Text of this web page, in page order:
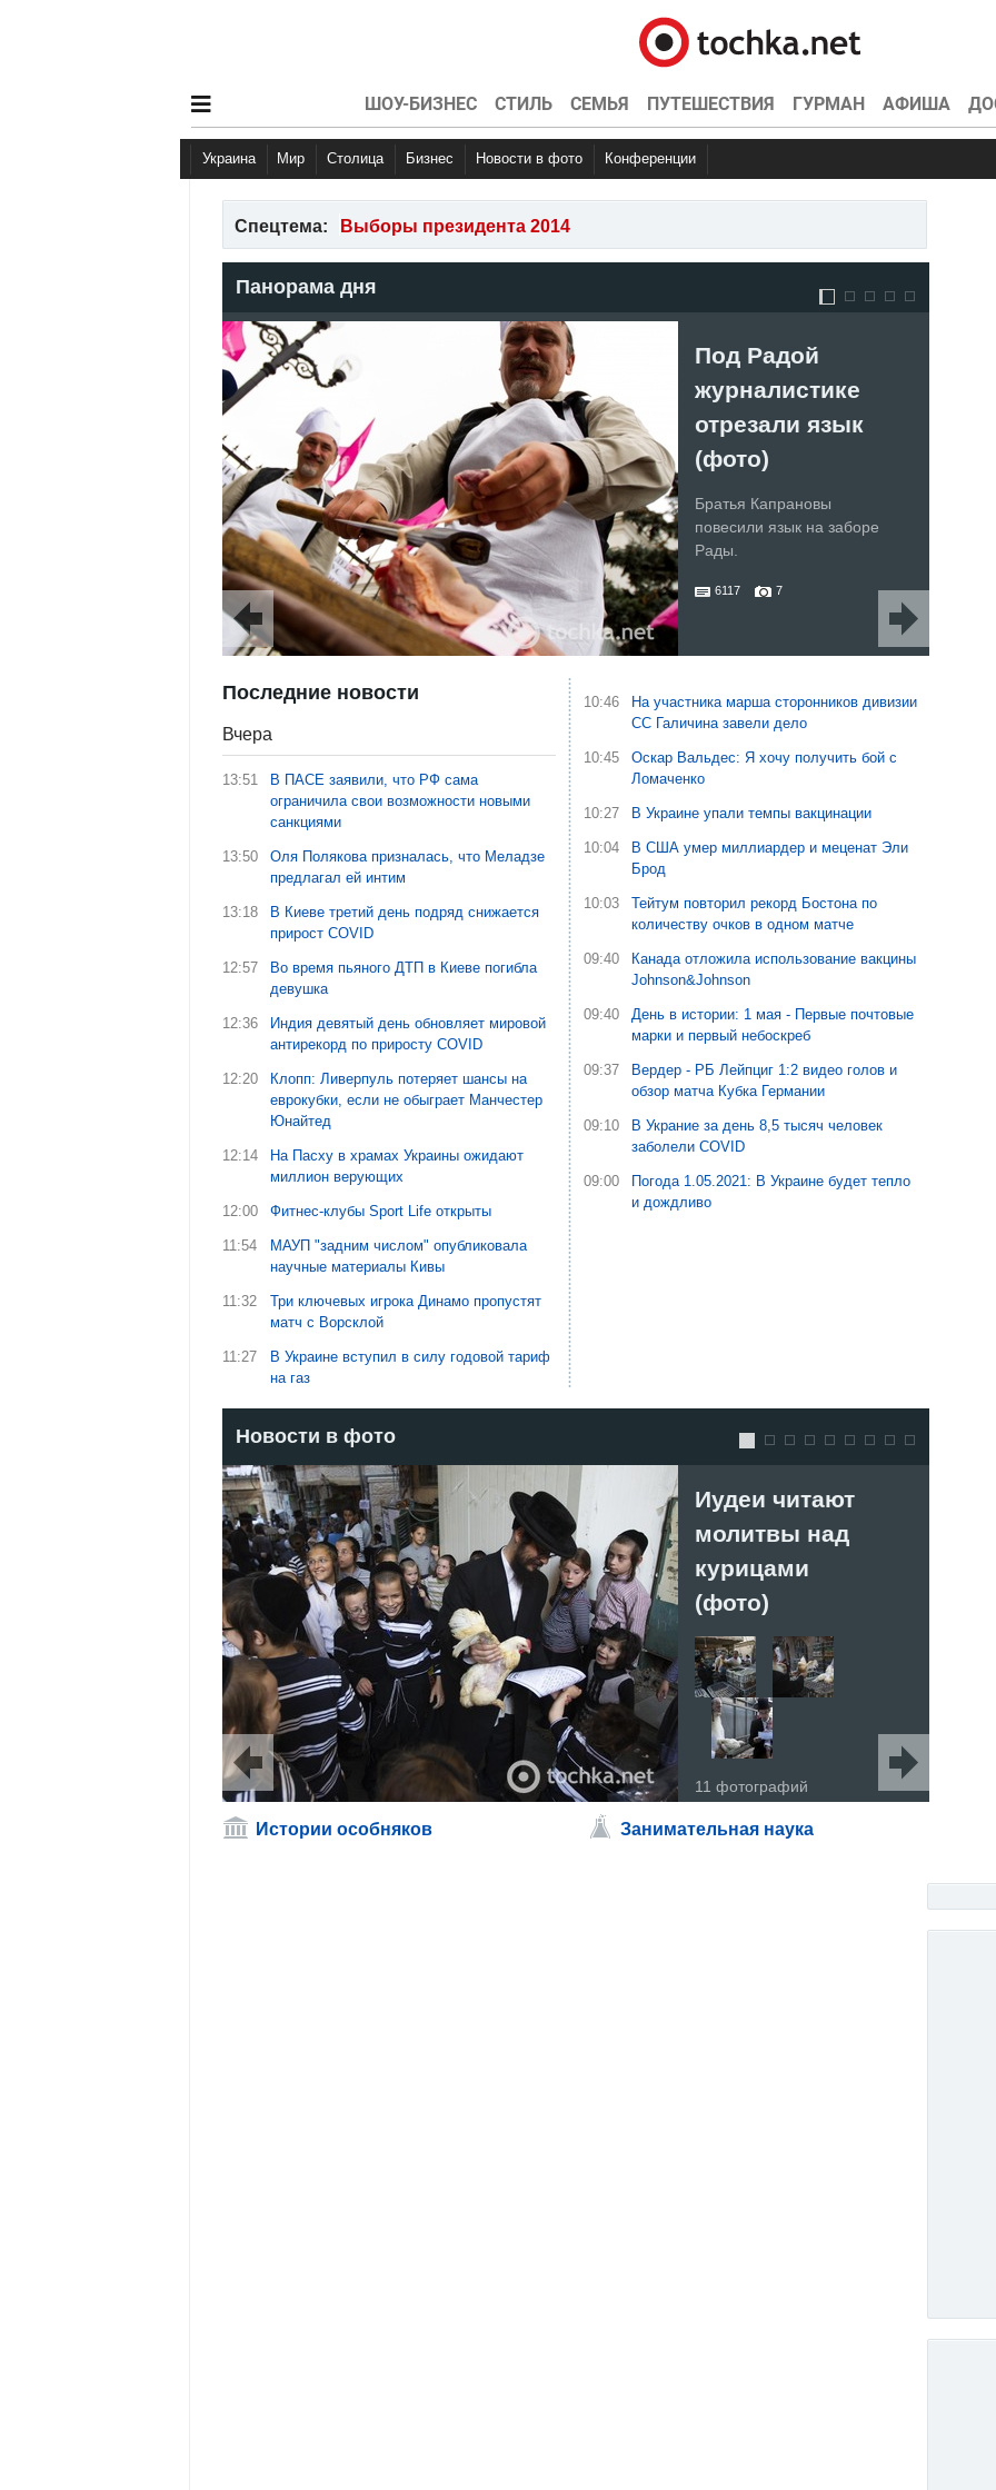
ШОУ-БИЗНЕС СТИЛЬ СЕМЬЯ ПУТЕШЕСТВИЯ ГУРМАН АФИША
Украина Мир Столица Бизнес Новости в фото Конференции
Спецтема: Выборы президента 2014
Панорама дня
Под Радой
журналистике
отрезали язык
(фото)
Братья Капрановы
повесили язык на заборе
Рады.
6117 7
Последние новости
Вчера
13:51
В ПАСЕ заявили, что РФ сама
ограничила свои возможности новыми
санкциями
13:50
Оля Полякова призналась, что Меладзе
предлагал ей интим
13:18
В Киеве третий день подряд снижается
прирост COVID
12:57
Во время пьяного ДТП в Киеве погибла
девушка
12:36
Индия девятый день обновляет мировой
антирекорд по приросту COVID
12:20
Клопп: Ливерпуль потеряет шансы на
еврокубки, если не обыграет Манчестер
Юнайтед
12:14
На Пасху в храмах Украины ожидают
миллион верующих
12:00 Фитнес-клубы Sport Life открыты
11:54
МАУП "задним числом" опубликовала
научные материалы Кивы
11:32
Три ключевых игрока Динамо пропустят
матч с Ворсклой
11:27
В Украине вступил в силу годовой тариф
на газ
10:46
На участника марша сторонников дивизии
СС Галичина завели дело
10:45
Оскар Вальдес: Я хочу получить бой с
Ломаченко
10:27 В Украине упали темпы вакцинации
10:04
В США умер миллиардер и меценат Эли
Брод
10:03
Тейтум повторил рекорд Бостона по
количеству очков в одном матче
09:40
Канада отложила использование вакцины
Johnson&Johnson
09:40
День в истории: 1 мая - Первые почтовые
марки и первый небоскреб
09:37
Вердер - РБ Лейпциг 1:2 видео голов и
обзор матча Кубка Германии
09:10
В Украние за день 8,5 тысяч человек
заболели COVID
09:00
Погода 1.05.2021: В Украине будет тепло
и дождливо
Новости в фото
Иудеи читают
молитвы над
курицами
(фото)
11 фотографий
Истории особняков Занимательная наука